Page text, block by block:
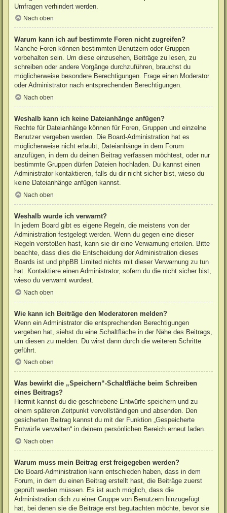
Umfragen verhindert werden.
Nach oben
Warum kann ich auf bestimmte Foren nicht zugreifen?
Manche Foren können bestimmten Benutzern oder Gruppen
vorbehalten sein. Um diese einzusehen, Beiträge zu lesen, zu
schreiben oder andere Vorgänge durchzuführen, brauchst du
möglicherweise besondere Berechtigungen. Frage einen Moderator
oder Administrator nach entsprechenden Berechtigungen.
Nach oben
Weshalb kann ich keine Dateianhänge anfügen?
Rechte für Dateianhänge können für Foren, Gruppen und einzelne
Benutzer vergeben werden. Die Board-Administration hat es
möglicherweise nicht erlaubt, Dateianhänge in dem Forum
anzufügen, in dem du deinen Beitrag verfassen möchtest, oder nur
bestimmte Gruppen dürfen Dateien hochladen. Du kannst einen
Administrator kontaktieren, falls du dir nicht sicher bist, wieso du
keine Dateianhänge anfügen kannst.
Nach oben
Weshalb wurde ich verwarnt?
In jedem Board gibt es eigene Regeln, die meistens von der
Administration festgelegt werden. Wenn du gegen eine dieser
Regeln verstoßen hast, kann sie dir eine Verwarnung erteilen. Bitte
beachte, dass dies die Entscheidung der Administration dieses
Boards ist und phpBB Limited nichts mit dieser Verwarnung zu tun
hat. Kontaktiere einen Administrator, sofern du die nicht sicher bist,
wieso du verwarnt wurdest.
Nach oben
Wie kann ich Beiträge den Moderatoren melden?
Wenn ein Administrator die entsprechenden Berechtigungen
vergeben hat, siehst du eine Schaltfläche in der Nähe des Beitrags,
um diesen zu melden. Du wirst dann durch die weiteren Schritte
geführt.
Nach oben
Was bewirkt die „Speichern“-Schaltfläche beim Schreiben
eines Beitrags?
Hiermit kannst du die geschriebene Entwürfe speichern und zu
einem späteren Zeitpunkt vervollständigen und absenden. Den
gesicherten Beitrag kannst du mit der Funktion „Gespeicherte
Entwürfe verwalten“ in deinem persönlichen Bereich erneut laden.
Nach oben
Warum muss mein Beitrag erst freigegeben werden?
Die Board-Administration kann entschieden haben, dass in dem
Forum, in dem du einen Beitrag erstellt hast, die Beiträge zuerst
geprüft werden müssen. Es ist auch möglich, dass die
Administration dich zu einer Gruppe von Benutzern hinzugefügt
hat, bei denen sie die Beiträge erst begutachten möchte, bevor sie